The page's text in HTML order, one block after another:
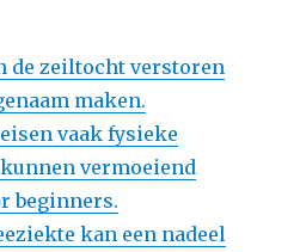
de zeiltocht verstoren
maken.
vaak fysieke
vermoeiend
beginners.
kan een nadeel